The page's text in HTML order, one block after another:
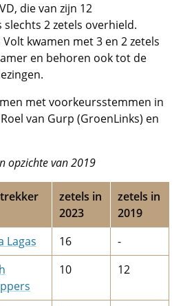
die van zijn 12
2 zetels overhield.
Volt kwamen met 3 en 2 zetels
en behoren ook tot de
met voorkeursstemmen in
van Gurp (GroenLinks) en
opzichte van 2019
zetels in
2023
zetels in
2019
Lagas 16
-
10 12